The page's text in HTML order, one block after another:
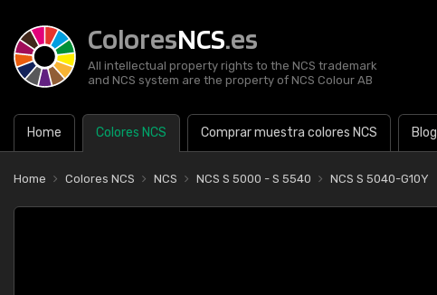
ColoresNCS.es
All intellectual property rights to the NCS trademark
and NCS system are the property of NCS Colour AB
Home Colores NCS Comprar muestra colores NCS Blog
Home Colores NCS NCS NCS S 5000 - S 5540 NCS S 5040-G10Y